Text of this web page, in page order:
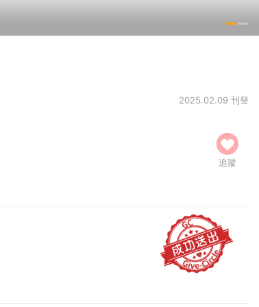
2025.02.09 刊登
追蹤